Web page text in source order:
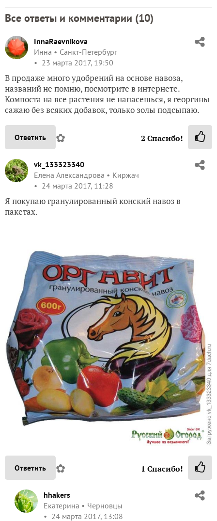
Все ответы и комментарии (10)
InnaRaevnikova
Инна
Санкт-Петербург
23 марта 2017, 19:50
В продаже много удобрений на основе навоза,
названий не помню, посмотрите в интернете.
Компоста на все растения не напасешься, я георгины
сажаю без всяких добавок, только золы подсыпаю.
Ответить ✿ 2 Спасибо!
vk_133323340
Елена Александрова
Киржач
24 марта 2017, 11:28
Я покупаю гранулированный конский навоз в
пакетах.
Ответить ✿ 1 Спасибо!
hhakers
Екатерина
Черновцы
24 марта 2017, 13:08